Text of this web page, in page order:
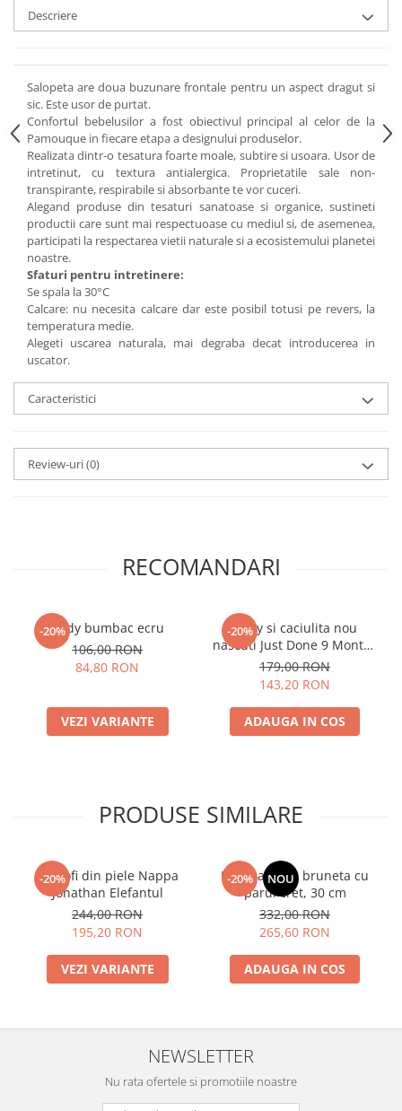
Descriere
Salopeta are doua buzunare frontale pentru un aspect dragut si
sic. Este usor de purtat.
Confortul bebelusilor a fost obiectivul principal al celor de la
Pamouque in fiecare etapa a designului produselor.
Realizata dintr-o tesatura foarte moale, subtire si usoara. Usor de
intretinut, cu textura antialergica. Proprietatile sale non-
transpirante, respirabile si absorbante te vor cuceri.
Alegand produse din tesaturi sanatoase si organice, sustineti
productii care sunt mai respectuoase cu mediul si, de asemenea,
participati la respectarea vietii naturale si a ecosistemului planetei
noastre.
Sfaturi pentru intretinere:
Se spala la 30°C
Calcare: nu necesita calcare dar este posibil totusi pe revers, la
temperatura medie.
Alegeti uscarea naturala, mai degraba decat introducerea in
uscator.
Caracteristici
Review-uri(0)
RECOMANDARI
-20%Body bumbac ecru
106,00 RON
84,80 RON
VEZI VARIANTE
-20%
Body si caciulita nou
nascuti Just Done 9 Months
Inside® pentru fetite
179,00 RON
143,20 RON
ADAUGA IN COS
PRODUSE SIMILARE
-20%
Pantofi din piele Nappa
Jonathan Elefantul
244,00 RON
195,20 RON
VEZI VARIANTE
-20% NOU
Papusa Mia - bruneta cu
parul cret, 30 cm
332,00 RON
265,60 RON
ADAUGA IN COS
NEWSLETTER
Nu rata ofertele si promotiile noastre